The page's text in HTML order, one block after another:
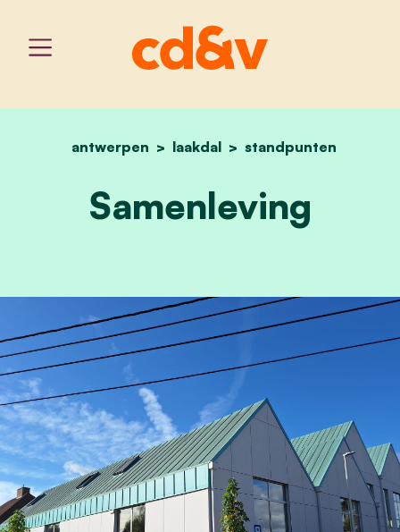
home
antwerpen laakdal standpunten
samenleving
Samenleving